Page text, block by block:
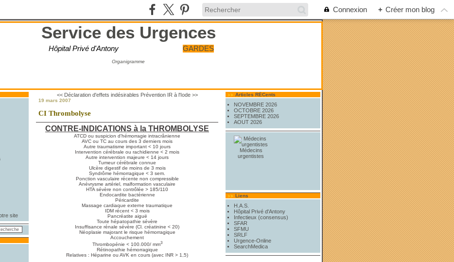
Connexion + Créer mon blog
Service des Urgences
Hôpital Privé d'Antony GARDES
Organigramme
<< Déclaration d'effets indésirables Prévention IR à l'Iode >>
19 mars 2007
CI Thrombolyse
CONTRE-INDICATIONS à la THROMBOLYSE
ATCD ou suspicion d'hémorragie intracrânienne
AVC ou TC au cours des 3 derniers mois
Autre traumatisme important < 10 jours
Intervention cérébrale ou rachidienne < 2 mois
Autre intervention majeure < 14 jours
Tumeur cérébrale connue
Ulcère digestif de moins de 3 mois
Syndrôme hémorragique < 3 sem.
Ponction vasculaire récente non compressible
Anévrysme artériel, malformation vasculaire
HTA sévère non contrôlée > 185/110
Endocardite bactérienne
Péricardite
Massage cardiaque externe traumatique
IDM récent < 3 mois
Pancréatite aiguë
Toute hépatopathie sévère
Insuffisance rénale sévère (Cl. créatinine < 20)
Néoplasie majorant le risque hémorragique
Accouchement
Thrombopénie < 100.000/ mm3
Rétinopathie hémorragique
Relatives : Héparine ou AVK en cours (avec INR > 1,5)
Articles RÉCents
NOVEMBRE 2026
OCTOBRE 2026
SEPTEMBRE 2026
AOUT 2026
Médecins
urgentistes
Liens
H.A.S.
Hôpital Privé d'Antony
Infectieux (consensus)
SFAR
SFMU
SRLF
Urgence-Online
SearchMedica